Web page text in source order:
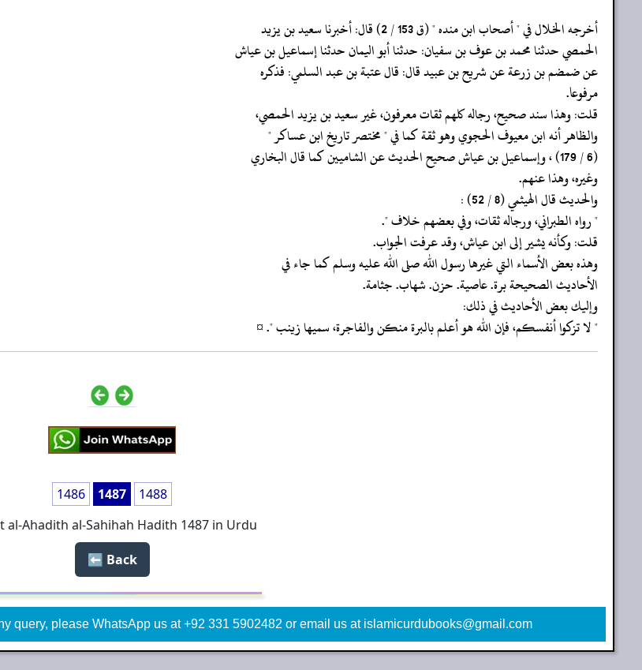
‏‏‏‏أخرجه الخلال في " أصحاب ابن منده " (ق 153 / 2) قال: أخبرنا سعيد بن يزيد
‏‏‏‏الحمصي حدثنا محمد بن عوف بن سفيان: حدثنا أبو اليمان حدثنا إسماعيل بن عياش
‏‏‏‏عن ضمضم بن زرعة عن شريح بن عبيد قال: قال عتبة بن عبد السلمي: فذكره
‏‏‏‏مرفوعا.
‏‏‏‏قلت: وهذا سند صحيح، رجاله كلهم ثقات معرفون، غير سعيد بن يزيد الحمصي،
‏‏‏‏والظاهر أنه ابن معيوف الحجوي وهو ثقة كما في " مختصر تاريخ ابن عساكر "
‏‏‏‏(6 / 179) ، وإسماعيل بن عياش صحيح الحديث عن الشاميين كما قال البخاري
‏‏‏‏وغيره، وهذا عنهم.
‏‏‏‏والحديث قال الهيثمي (8 / 52) :
‏‏‏‏" رواه الطبراني، ورجاله ثقات، وفي بعضهم خلاف ".
‏‏‏‏قلت: وكأنه يشير إلى ابن عياش، وقد عرفت الجواب.
‏‏‏‏وهذه بعض الأسماء التي غيرها رسول الله صلى الله عليه وسلم كما جاء في
‏‏‏‏الأحاديث الصحيحة برة. عاصية. حزن. شهاب. جثامة.
‏‏‏‏وإليك بعض الأحاديث في ذلك:
‏‏‏‏" لا تزكوا أنفسكم، فإن الله هو أعلم بالبرة منكن والفاجرة، سميها زينب ". ¤
1486 1487
1488
al-Ahadith al-Sahihah Hadith 1487 in Urdu
Back ⬅️
query, please WhatsApp us at +92 331 5902482 or email us at islamicurdubooks@gmail.com